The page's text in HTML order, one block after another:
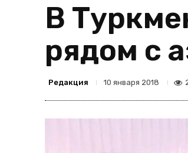
В
рядом с
Редакция 10 января 2018